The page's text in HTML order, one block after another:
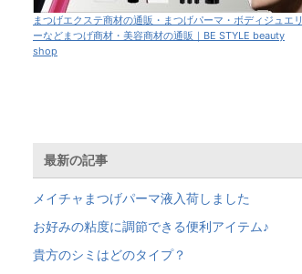
まつげエクステ商材の通販・まつげパーマ・ボディジュエリ
ーなどまつげ商材・美容商材の通販｜BE STYLE beauty
shop
最新の記事
メイチャまつげパーマ液入荷しました
お好みの粘度に調節できる便利アイテム♪
貴方のシミはどのタイプ？